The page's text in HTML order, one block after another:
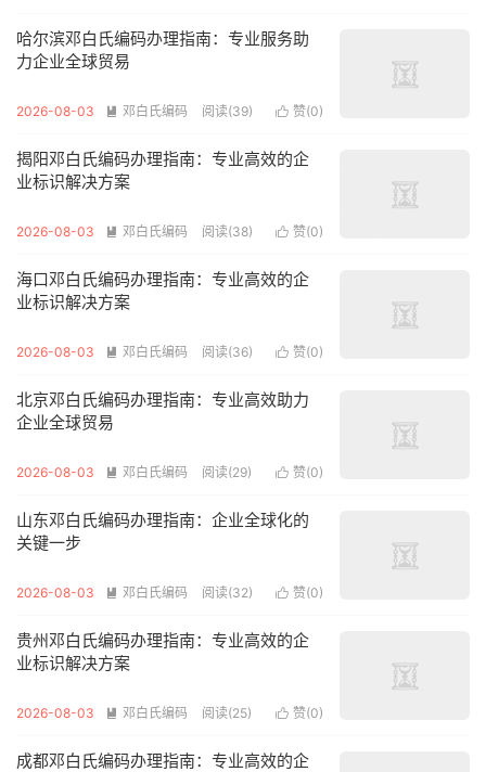
哈尔滨邓白氏编码办理指南：专业服务助
力企业全球贸易
 赞(0)
2026-08-03  邓白氏编码 阅读(39)
揭阳邓白氏编码办理指南：专业高效的企
业标识解决方案
 赞(0)
2026-08-03  邓白氏编码 阅读(38)
海口邓白氏编码办理指南：专业高效的企
业标识解决方案
 赞(0)
2026-08-03  邓白氏编码 阅读(36)
北京邓白氏编码办理指南：专业高效助力
企业全球贸易
 赞(0)
2026-08-03  邓白氏编码 阅读(29)
山东邓白氏编码办理指南：企业全球化的
关键一步
 赞(0)
2026-08-03  邓白氏编码 阅读(32)
贵州邓白氏编码办理指南：专业高效的企
业标识解决方案
 赞(0)
2026-08-03  邓白氏编码 阅读(25)
成都邓白氏编码办理指南：专业高效的企